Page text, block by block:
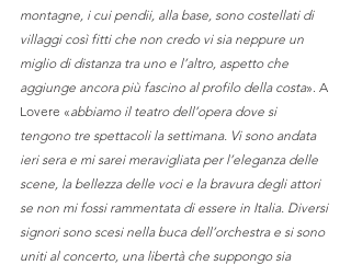
montagne, i cui pendii, alla base, sono costellati di
villaggi così fitti che non credo vi sia neppure un
miglio di distanza tra uno e l’altro, aspetto che
aggiunge ancora più fascino al profilo della costa». A
Lovere «abbiamo il teatro dell’opera dove si
tengono tre spettacoli la settimana. Vi sono andata
ieri sera e mi sarei meravigliata per l’eleganza delle
scene, la bellezza delle voci e la bravura degli attori
se non mi fossi rammentata di essere in Italia. Diversi
signori sono scesi nella buca dell’orchestra e si sono
uniti al concerto, una libertà che suppongo sia